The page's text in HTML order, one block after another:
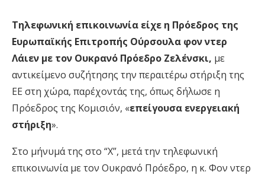
Τηλεφωνική επικοινωνία είχε η Πρόεδρος της
Ευρωπαϊκής Επιτροπής Ούρσουλα φον ντερ
Λάιεν με τον Ουκρανό Πρόεδρο Ζελένσκι, με
αντικείμενο συζήτησης την περαιτέρω στήριξη της
ΕΕ στη χώρα, παρέχοντάς της, όπως δήλωσε η
Πρόεδρος της Κομισιόν, «επείγουσα ενεργειακή
στήριξη».
Στο μήνυμά της στο “Χ”, μετά την τηλεφωνική
επικοινωνία με τον Ουκρανό Πρόεδρο, η κ. Φον ντερ